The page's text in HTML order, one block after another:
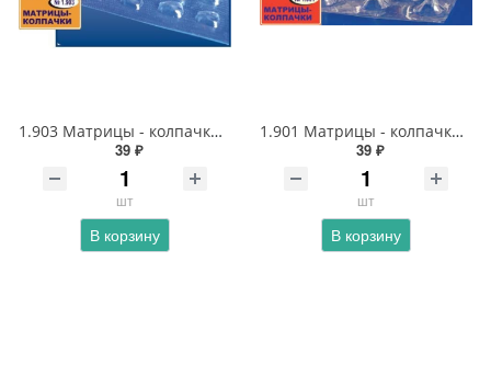
1.903 Матрицы - колпачки светопрозрачные для фронтальной поверхности резцов
39 ₽
шт
В корзину
1.901 Матрицы - колпачки светопрозрачные для коронковой части резцов
39 ₽
шт
В корзину